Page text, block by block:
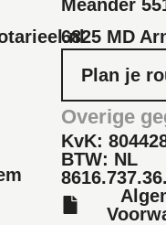
Meander
6825 MD
Plan je
Overige
KvK:
BTW: NL